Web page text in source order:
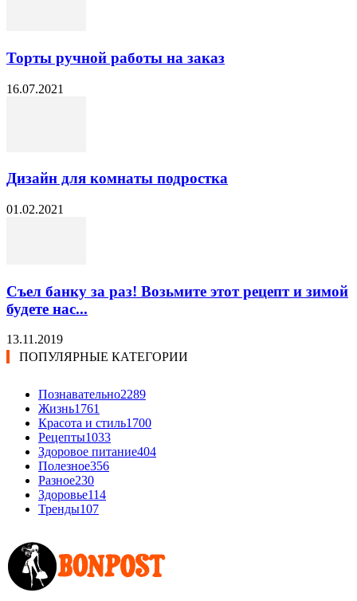
Торты ручной работы на заказ
16.07.2021
Дизайн для комнаты подростка
01.02.2021
Съел банку за раз! Возьмите этот рецепт и зимой
будете нас...
13.11.2019
ПОПУЛЯРНЫЕ КАТЕГОРИИ
Познавательно2289
Жизнь1761
Красота и стиль1700
Рецепты1033
Здоровое питание404
Полезное356
Разное230
Здоровье114
Тренды107